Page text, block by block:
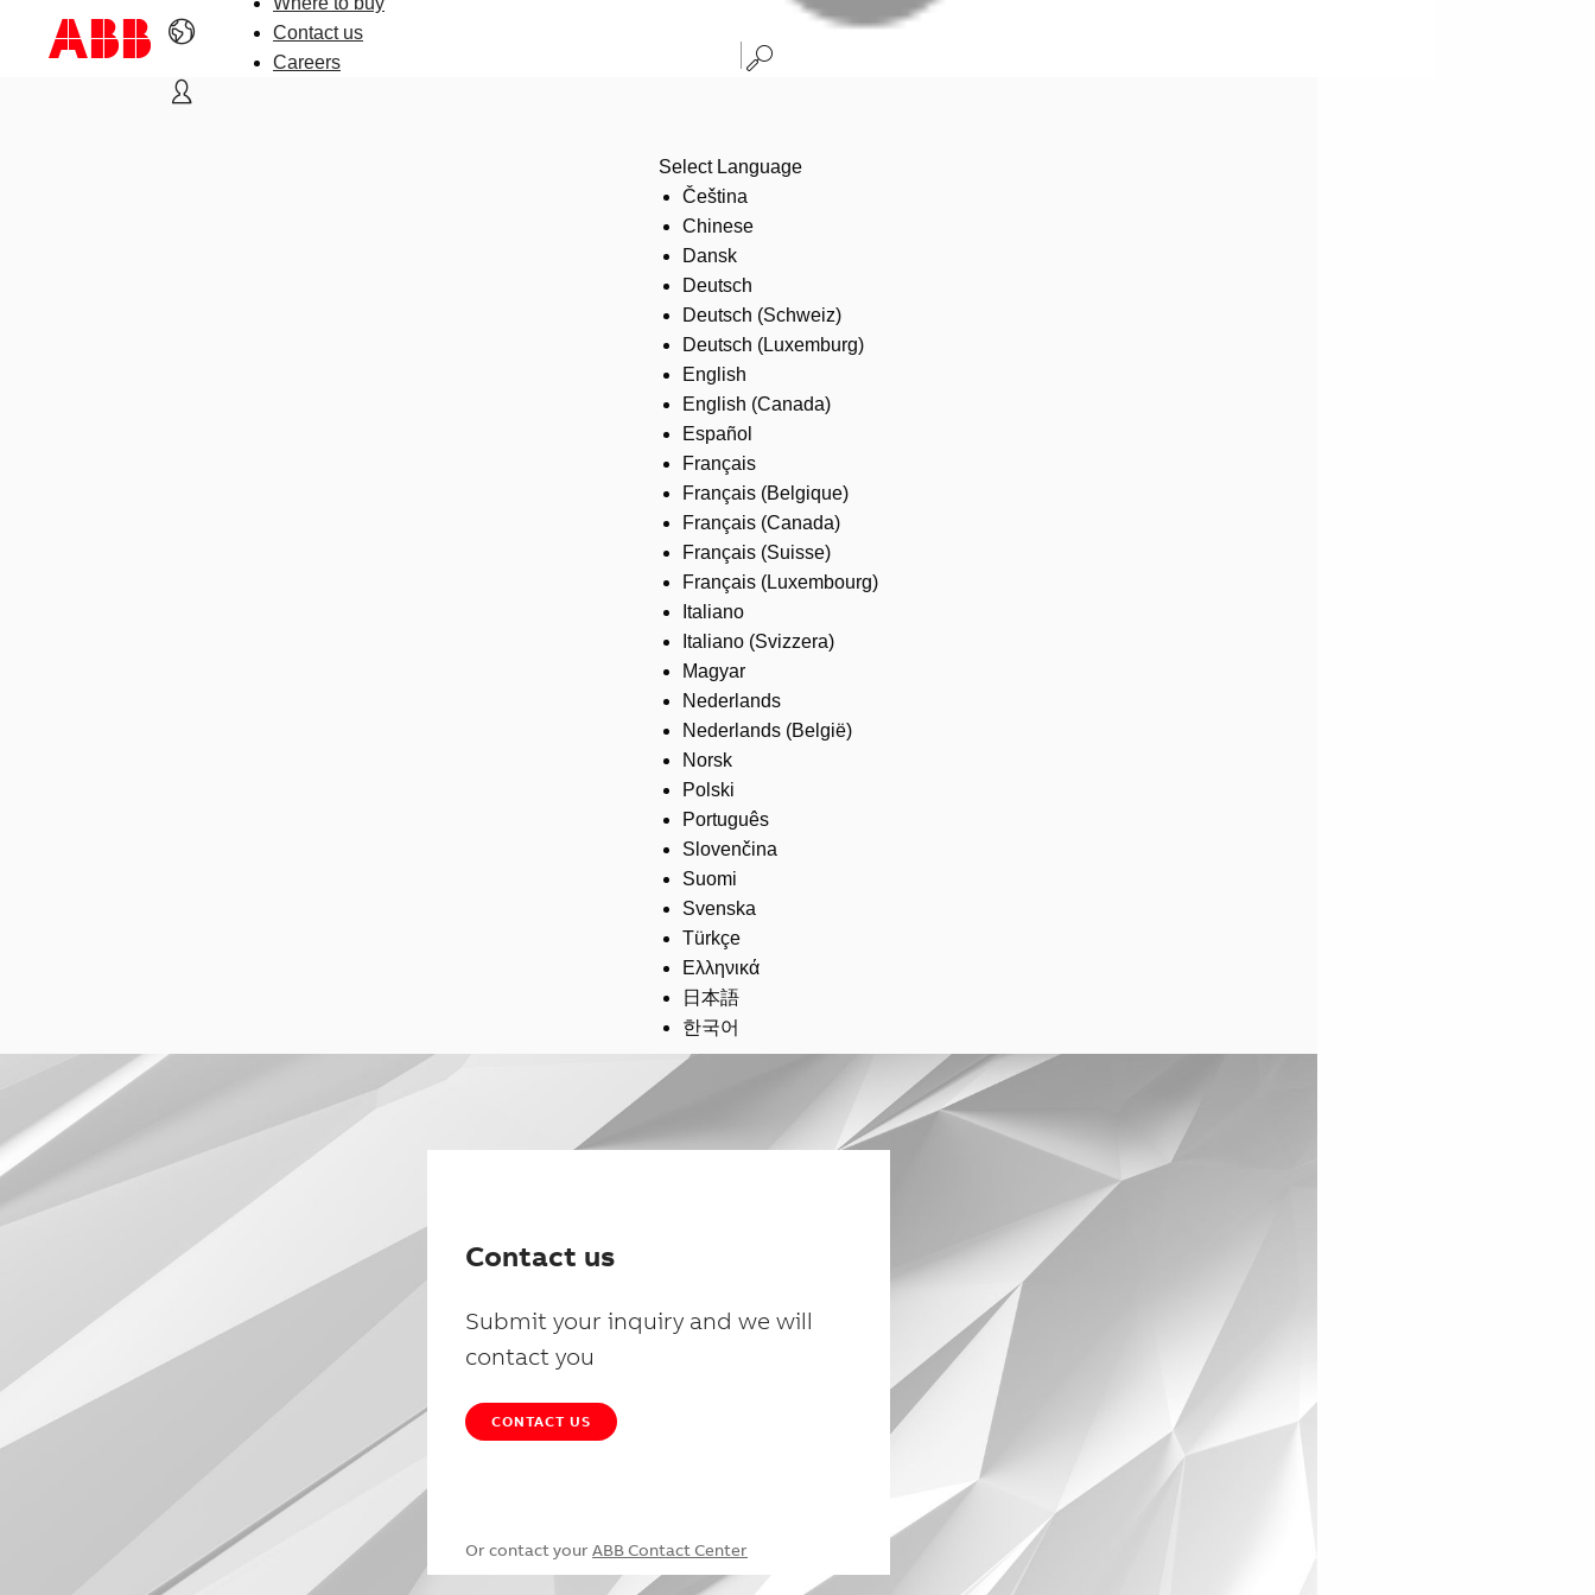
Contact us
Careers
Select Language
Čeština
Chinese
Dansk
Deutsch
Deutsch (Schweiz)
Deutsch (Luxemburg)
English
English (Canada)
Español
Français
Français (Belgique)
Français (Canada)
Français (Suisse)
Français (Luxembourg)
Italiano
Italiano (Svizzera)
Magyar
Nederlands
Nederlands (België)
Norsk
Polski
Português
Slovenčina
Suomi
Svenska
Türkçe
Ελληνικά
日本語
한국어
Contact us
Submit your inquiry and we will
contact you
CONTACT US
Or contact your ABB Contact Center